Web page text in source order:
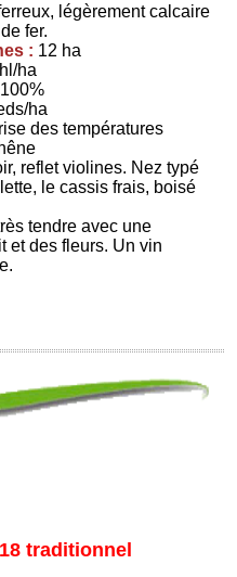
légèrement calcaire
fer.
: 12 ha
ha
ha
des températures
reflet violines. Nez typé
le cassis frais, boisé
tendre avec une
et des fleurs. Un vin
traditionnel